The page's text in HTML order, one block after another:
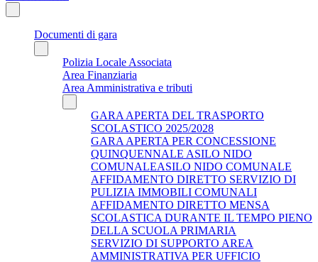
Documenti di gara
Polizia Locale Associata
Area Finanziaria
Area Amministrativa e tributi
GARA APERTA DEL TRASPORTO
SCOLASTICO 2025/2028
GARA APERTA PER CONCESSIONE
QUINQUENNALE ASILO NIDO
COMUNALEASILO NIDO COMUNALE
AFFIDAMENTO DIRETTO SERVIZIO DI
PULIZIA IMMOBILI COMUNALI
AFFIDAMENTO DIRETTO MENSA
SCOLASTICA DURANTE IL TEMPO PIENO
DELLA SCUOLA PRIMARIA
SERVIZIO DI SUPPORTO AREA
AMMINISTRATIVA PER UFFICIO